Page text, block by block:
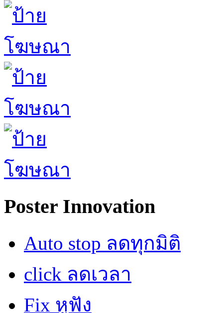
Poster Innovation
Auto stop ลดทุกมิติ
click ลดเวลา
Fix หูฟัง